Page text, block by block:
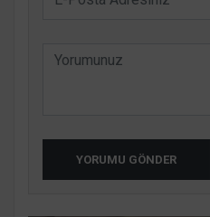
YORUMU GÖNDER